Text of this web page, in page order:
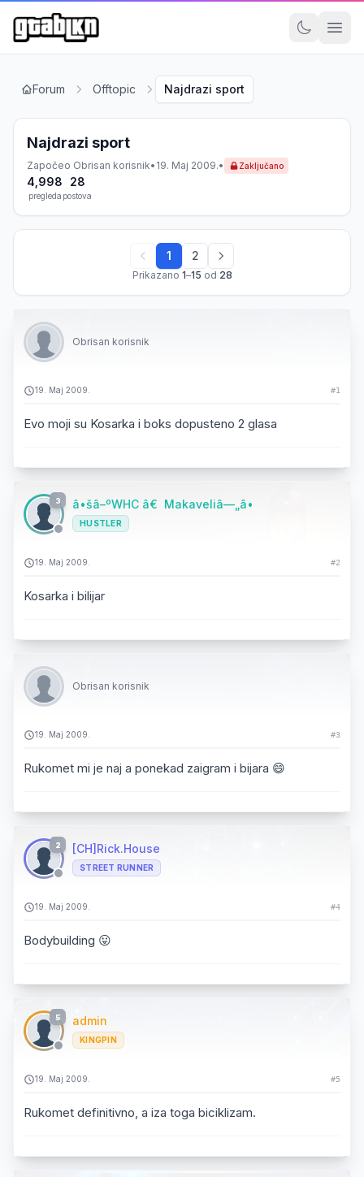
Forum Offtopic Najdrazi sport
Najdrazi sport
Započeo Obrisan korisnik• 19. Maj 2009.• Zaključano
4,998
pregleda
28
postova
Prikazano 1–15 od 28
1 2
Obrisan korisnik
19. Maj 2009. #1
Evo moji su Kosarka i boks dopusteno 2 glasa
3 â•šâ–ºWHC â€ Makaveliâ—„â•
HUSTLER
19. Maj 2009. #2
Kosarka i bilijar
Obrisan korisnik
19. Maj 2009. #3
Rukomet mi je naj a ponekad zaigram i bijara 😄
2 [CH]Rick.House
STREET RUNNER
19. Maj 2009. #4
Bodybuilding 😛
5 admin
KINGPIN
19. Maj 2009. #5
Rukomet definitivno, a iza toga biciklizam.